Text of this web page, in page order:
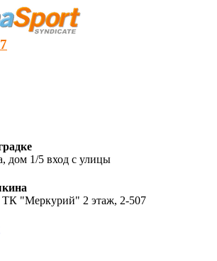
дом 1/5 вход с улицы
ТК "Меркурий" 2 этаж, 2-507